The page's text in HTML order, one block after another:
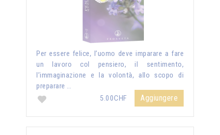
Per essere felice, l’uomo deve imparare a fare
un lavoro col pensiero, il sentimento,
l’immaginazione e la volontà, allo scopo di
preparare …
5.00CHF
Aggiungere